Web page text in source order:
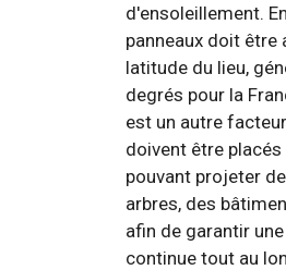
d'ensoleillement.
panneaux doit
latitude du lieu,
degrés pour la
est un autre
doivent être
pouvant projeter
arbres, des
afin de garantir
continue tout au